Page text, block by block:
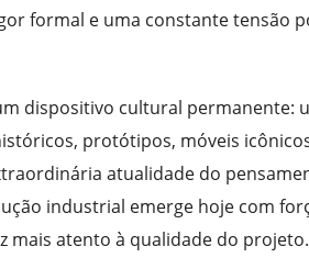
formal e uma constante tensão
dispositivo cultural permanente:
protótipos, móveis
atualidade do
industrial emerge hoje com
mais atento à qualidade do projeto.